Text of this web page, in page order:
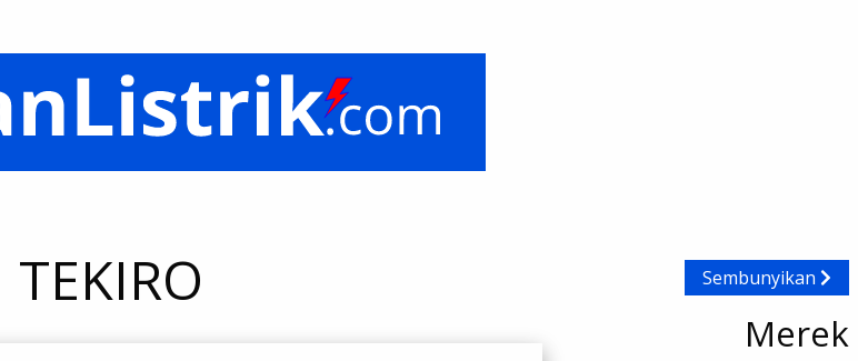
Sembunyikan
Merek
TEKIRO